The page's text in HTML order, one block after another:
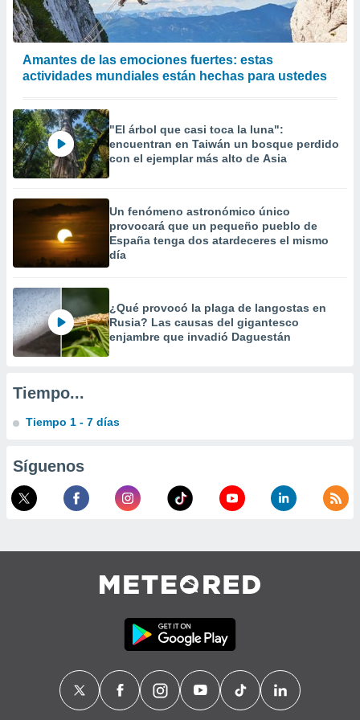
e
mediante
publicidad
publicidad
de
1199
Amantes de las emociones fuertes: estas
actividades mundiales están hechas para ustedes
"El árbol que casi toca la luna":
encuentran en Taiwán un bosque perdido
con el ejemplar más alto de Asia
Un fenómeno astronómico único
provocará que un pequeño pueblo de
España tenga dos atardeceres el mismo
día
¿Qué provocó la plaga de langostas en
Rusia? Las causas del gigantesco
enjambre que invadió Daguestán
Tiempo...
Tiempo 1 - 7 días
Síguenos